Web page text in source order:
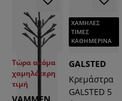
Τώρα ακόμα
χαμηλότερη
τιμή
VAMMEN
ΧΑΜΗΛΕΣ
ΤΙΜΕΣ
ΚΑΘΗΜΕΡΙΝΑ
GALSTED
Κρεμάστρα
GALSTED 5